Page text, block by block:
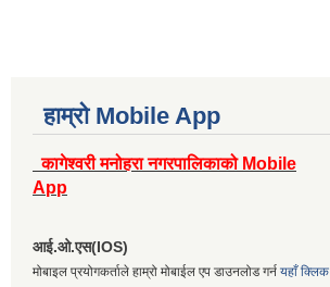
हाम्रो Mobile App
कागेश्वरी मनोहरा नगरपालिकाको Mobile
App
आई.ओ.एस(IOS)
मोबाइल प्रयोगकर्ताले हाम्रो मोबाईल एप डाउनलोड गर्न यहाँ क्लिक